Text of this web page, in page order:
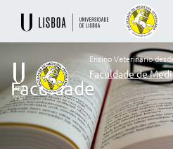
Ensino
Veterinário
desde
Ensino Veterinário
Faculdade de
Faculdade